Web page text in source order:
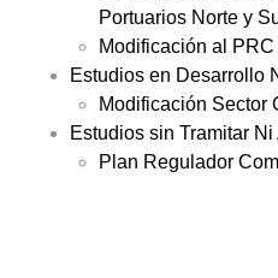
Portuarios Norte y
Modificación al
Estudios en Desarrollo
Modificación Sector
Estudios sin Tramitar
Plan Regulador